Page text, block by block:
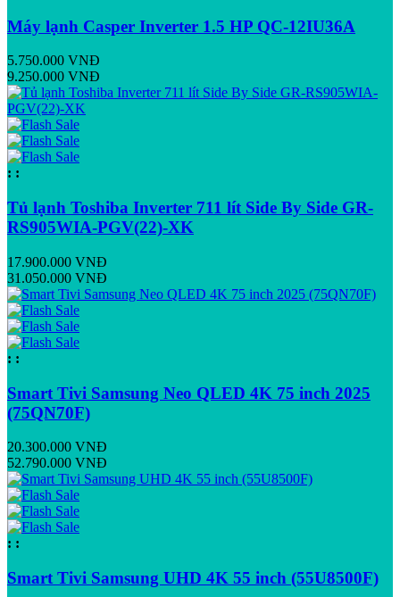
Máy lạnh Casper Inverter 1.5 HP QC-12IU36A
5.750.000 VNĐ
9.250.000 VNĐ
: :
Tủ lạnh Toshiba Inverter 711 lít Side By Side GR-
RS905WIA-PGV(22)-XK
17.900.000 VNĐ
31.050.000 VNĐ
: :
Smart Tivi Samsung Neo QLED 4K 75 inch 2025
(75QN70F)
20.300.000 VNĐ
52.790.000 VNĐ
: :
Smart Tivi Samsung UHD 4K 55 inch (55U8500F)